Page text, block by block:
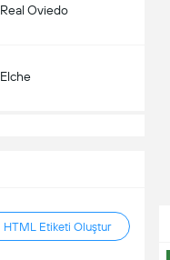
Real Oviedo
Elche
HTML Etiketi Oluştur